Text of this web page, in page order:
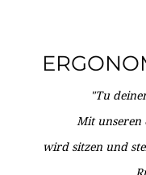
"Tu
Mit unseren
wird sitzen und